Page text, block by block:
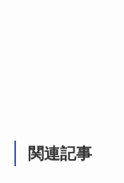
関連記事